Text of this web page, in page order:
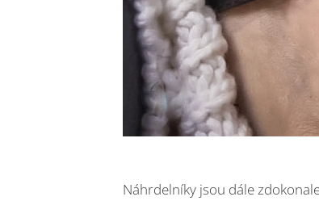
Náhrdelníky jsou dále